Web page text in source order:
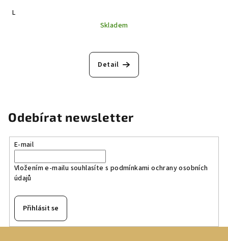
L
Skladem
Detail
Odebírat newsletter
E-mail
Vložením e-mailu souhlasíte s podmínkami ochrany osobních
údajů
Přihlásit se